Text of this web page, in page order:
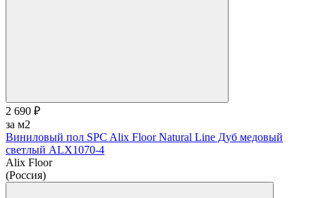
2 690 ₽
за м2
Виниловый пол SPC Alix Floor Natural Line Дуб медовый
светлый ALX1070-4
Alix Floor
(Россия)